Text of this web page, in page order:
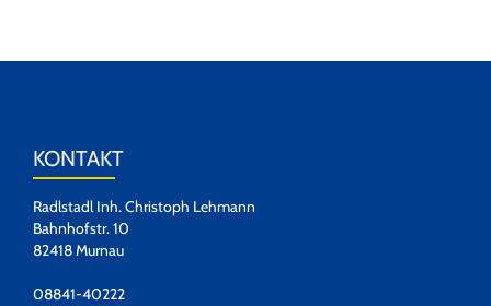
KONTAKT
Radlstadl Inh. Christoph Lehmann
Bahnhofstr. 10
82418 Murnau
08841-40222